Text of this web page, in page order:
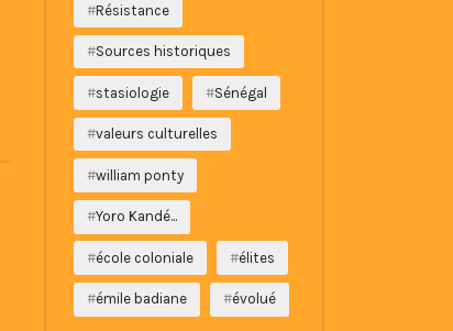
Résistance
Sources historiques
stasiologie Sénégal
valeurs culturelles
william ponty
Yoro Kandé...
école coloniale élites
émile badiane évolué